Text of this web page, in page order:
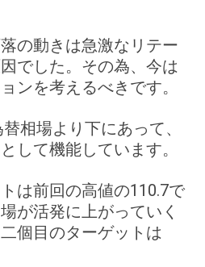
の動きは急激なリテー
でした。その為、今は
ンを考えるべきです。
相場より下にあって、
して機能しています。
は前回の高値の110.7で
が活発に上がっていく
個目のターゲットは